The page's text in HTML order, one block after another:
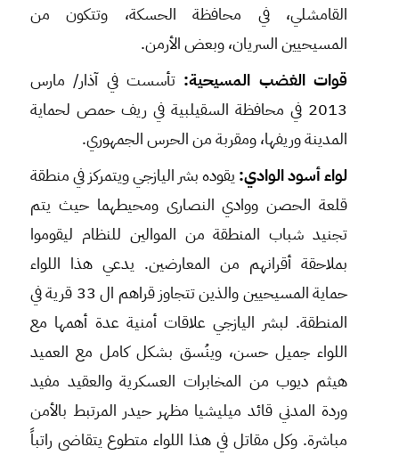
القامشلي، في محافظة الحسكة، وتتكون من
المسيحيين السريان، وبعض الأرمن.
قوات الغضب المسيحية: تأسست في آذار/ مارس
2013 في محافظة السقيلبية في ريف حمص لحماية
المدينة وريفها، ومقربة من الحرس الجمهوري.
لواء أسود الوادي: يقوده بشر اليازجي ويتمركز في منطقة
قلعة الحصن ووادي النصارى ومحيطهما حيث يتم
تجنيد شباب المنطقة من الموالين للنظام ليقوموا
بملاحقة أقرانهم من المعارضين. يدعي هذا اللواء
حماية المسيحيين والذين تتجاوز قراهم ال 33 قرية في
المنطقة. لبشر اليازجي علاقات أمنية عدة أهمها مع
اللواء جميل حسن، وينُسق بشكل كامل مع العميد
هيثم ديوب من المخابرات العسكرية والعقيد مفيد
وردة المدني قائد ميليشيا مظهر حيدر المرتبط بالأمن
مباشرة. وكل مقاتل في هذا اللواء متطوع يتقاضى راتباً